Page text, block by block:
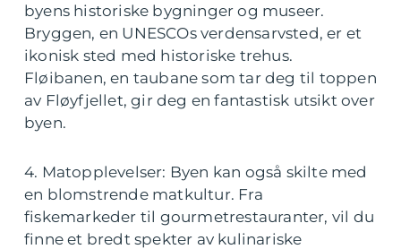
byens historiske bygninger og museer.
Bryggen, en UNESCOs verdensarvsted, er et
ikonisk sted med historiske trehus.
Fløibanen, en taubane som tar deg til toppen
av Fløyfjellet, gir deg en fantastisk utsikt over
byen.
4. Matopplevelser: Byen kan også skilte med
en blomstrende matkultur. Fra
fiskemarkeder til gourmetrestauranter, vil du
finne et bredt spekter av kulinariske